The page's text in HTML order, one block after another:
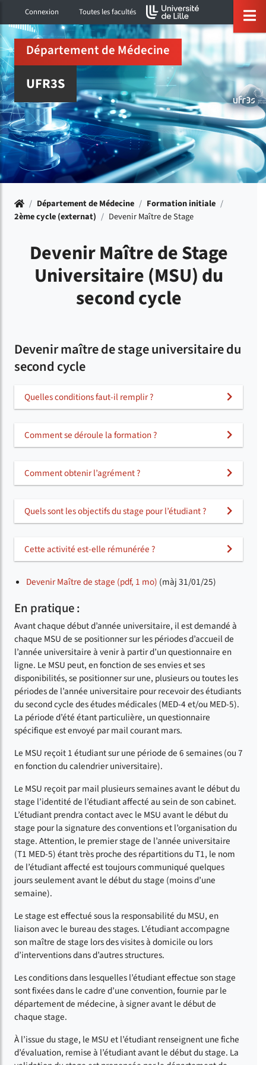
Accéder au menu principal
Accéder à la recherche
Accéder au pied de page
Connexion Toutes les facultés
menu
Département de Médecine
UFR3S
Accueil
/ Département de Médecine / Formation initiale /
2ème cycle (externat) / Devenir Maître de Stage
Devenir Maître de Stage
Universitaire (MSU) du
second cycle
Devenir maître de stage universitaire du
second cycle
Quelles conditions faut-il remplir ?
Comment se déroule la formation ?
Comment obtenir l’agrément ?
Quels sont les objectifs du stage pour l’étudiant ?
Cette activité est-elle rémunérée ?
Devenir Maître de stage (pdf, 1 mo) (màj 31/01/25)
En pratique :
Avant chaque début d’année universitaire, il est demandé à
chaque MSU de se positionner sur les périodes d’accueil de
l’année universitaire à venir à partir d’un questionnaire en
ligne. Le MSU peut, en fonction de ses envies et ses
disponibilités, se positionner sur une, plusieurs ou toutes les
périodes de l’année universitaire pour recevoir des étudiants
du second cycle des études médicales (MED-4 et/ou MED-5).
La période d’été étant particulière, un questionnaire
spécifique est envoyé par mail courant mars.
Le MSU reçoit 1 étudiant sur une période de 6 semaines (ou 7
en fonction du calendrier universitaire).
Le MSU reçoit par mail plusieurs semaines avant le début du
stage l’identité de l’étudiant affecté au sein de son cabinet.
L’étudiant prendra contact avec le MSU avant le début du
stage pour la signature des conventions et l’organisation du
stage. Attention, le premier stage de l’année universitaire
(T1 MED-5) étant très proche des répartitions du T1, le nom
de l’étudiant affecté est toujours communiqué quelques
jours seulement avant le début du stage (moins d’une
semaine).
Le stage est effectué sous la responsabilité du MSU, en
liaison avec le bureau des stages. L’étudiant accompagne
son maître de stage lors des visites à domicile ou lors
d’interventions dans d’autres structures.
Les conditions dans lesquelles l’étudiant effectue son stage
sont fixées dans le cadre d’une convention, fournie par le
département de médecine, à signer avant le début de
chaque stage.
À l’issue du stage, le MSU et l’étudiant renseignent une fiche
d’évaluation, remise à l’étudiant avant le début du stage. La